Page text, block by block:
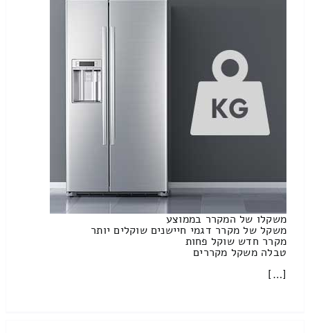
משקלו של המקרר בממוצע
משקל של מקרר דגמי חיישנים שוקלים יותר
מקרר חדש שוקל פחות
טבלה משקל מקררים
[…]